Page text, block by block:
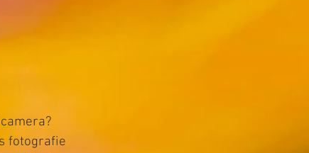
fotografie